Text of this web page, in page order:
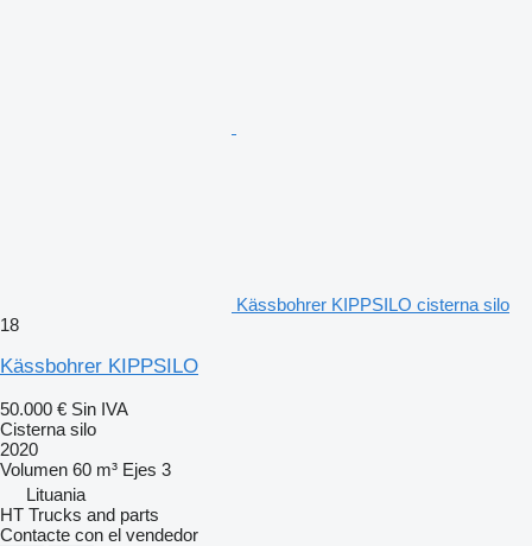
Kässbohrer KIPPSILO cisterna silo
18
Kässbohrer KIPPSILO
50.000 € Sin IVA
Cisterna silo
2020
Volumen 60 m³ Ejes 3
Lituania
HT Trucks and parts
Contacte con el vendedor